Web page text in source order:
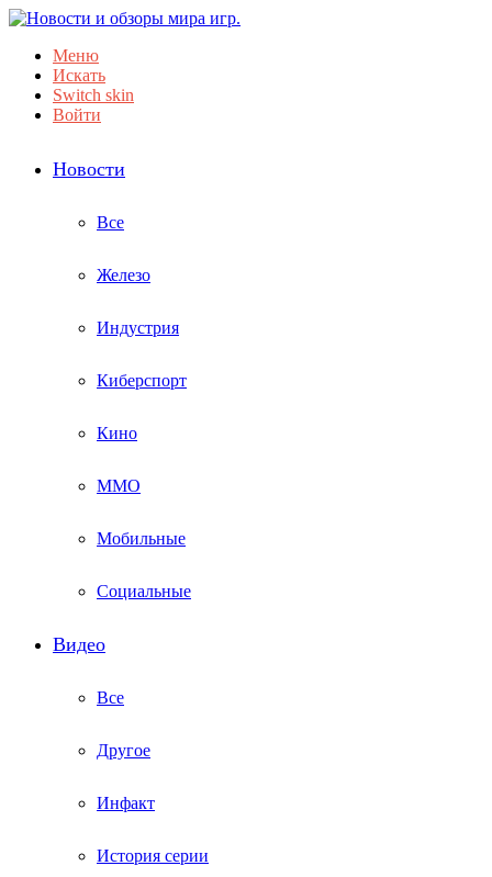
Меню
Искать
Switch skin
Войти
Новости
Все
Железо
Индустрия
Киберспорт
Кино
ММО
Мобильные
Социальные
Видео
Все
Другое
Инфакт
История серии